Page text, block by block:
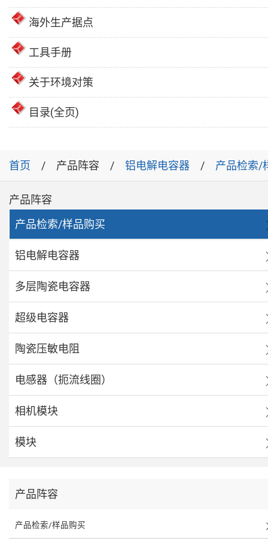
海外生产据点
工具手册
关于环境对策
目录(全页)
首页 产品阵容 铝电解电容器 产品检索/
产品阵容
产品检索/样品购买
铝电解电容器
多层陶瓷电容器
超级电容器
陶瓷压敏电阻
电感器（扼流线圈）
相机模块
模块
产品阵容
产品检索/样品购买